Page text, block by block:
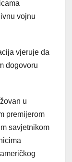
vojnu
vjeruje da
dogovoru
u
premijerom
savjetnikom